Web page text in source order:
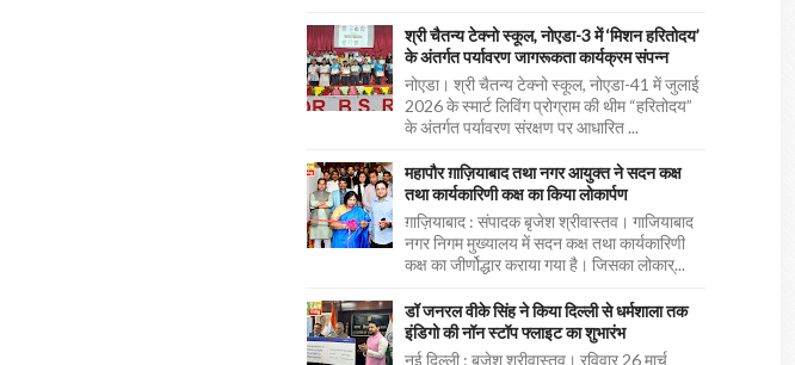
श्री चैतन्य टेक्नो स्कूल, नोएडा-3 में ‘मिशन हरितोदय’
के अंतर्गत पर्यावरण जागरूकता कार्यक्रम संपन्न
नोएडा। श्री चैतन्य टेक्नो स्कूल, नोएडा-41 में जुलाई
2026 के स्मार्ट लिविंग प्रोग्राम की थीम “हरितोदय”
के अंतर्गत पर्यावरण संरक्षण पर आधारित ...
महापौर ग़ाज़ियाबाद तथा नगर आयुक्त ने सदन कक्ष
तथा कार्यकारिणी कक्ष का किया लोकार्पण
ग़ाज़ियाबाद : संपादक बृजेश श्रीवास्तव। गाजियाबाद
नगर निगम मुख्यालय में सदन कक्ष तथा कार्यकारिणी
कक्ष का जीर्णोद्धार कराया गया है। जिसका लोकार्...
डॉ जनरल वीके सिंह ने किया दिल्ली से धर्मशाला तक
इंडिगो की नॉन स्टॉप फ्लाइट का शुभारंभ
नई दिल्ली : बृजेश श्रीवास्तव। रविवार 26 मार्च